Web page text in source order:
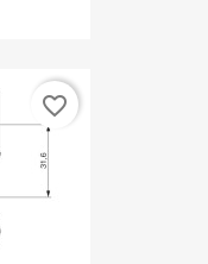
favorite_border